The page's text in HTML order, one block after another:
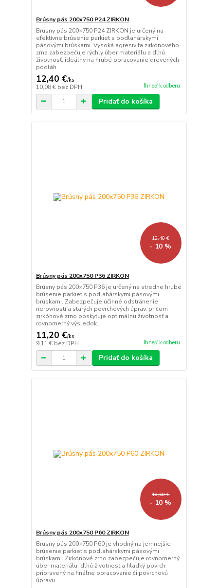
Brúsny pás 200x750 P24 ZIRKON
Brúsny pás 200×750 P24 ZIRKON je určený na
efektívne brúsenie parkiet s podlahárskymi
pásovými brúskami. Vysoká agresivita zirkónového
zrna zabezpečuje rýchly úber materiálu a dlhú
životnosť, ideálny na hrubé opracovanie drevených
podláh.
12,40 €/ks
10,08 € bez DPH Ihneď k odberu
Pridať do košíka
12,40 €
- 10 %
Brúsny pás 200x750 P36 ZIRKON
Brúsny pás 200×750 P36 je určený na stredne hrubé
brúsenie parkiet s podlahárskymi pásovými
brúskami. Zabezpečuje účinné odstránenie
nerovností a starých povrchových úprav, pričom
zirkónové zrno poskytuje optimálnu životnosť a
rovnomerný výsledok.
11,20 €/ks
9,11 € bez DPH Ihneď k odberu
Pridať do košíka
10,60 €
- 10 %
Brúsny pás 200x750 P60 ZIRKON
Brúsny pás 200×750 P60 je vhodný na jemnejšie
brúsenie parkiet s podlahárskymi pásovými
brúskami. Zirkónové zrno zabezpečuje rovnomerný
úber materiálu, dlhú životnosť a hladký povrch
pripravený na finálne opracovanie či povrchovú
úpravu.